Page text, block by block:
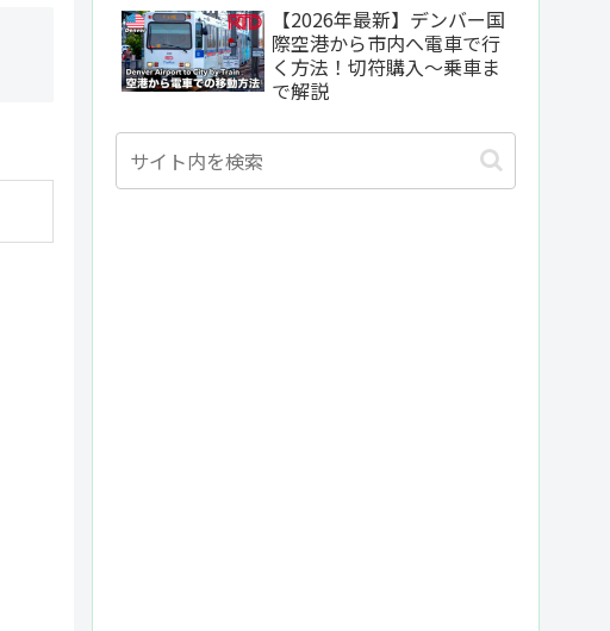
【2026年最新】デンバー国
際空港から市内へ電車で行
く方法！切符購入〜乗車ま
で解説